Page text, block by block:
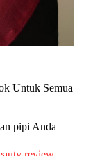
Untuk Semua
pipi Anda